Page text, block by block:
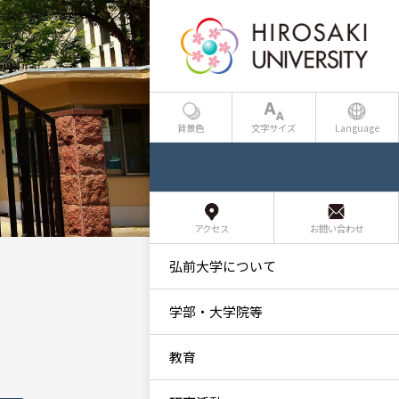
背景色 文字サイズ Language
アクセス お問い合わせ
弘前大学について
学部・大学院等
教育